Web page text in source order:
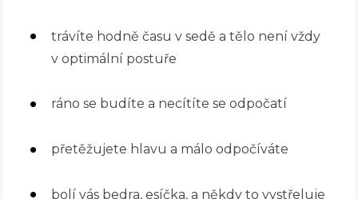
trávíte hodně času v sedě a tělo není vždy
v optimální postuře
ráno se budíte a necítíte se odpočatí
přetěžujete hlavu a málo odpočíváte
bolí vás bedra, esíčka, a někdy to vystřeluje